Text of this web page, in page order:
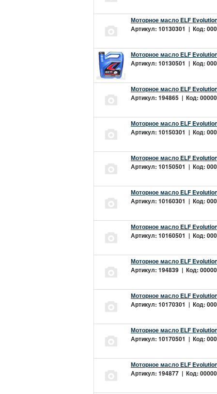
Моторное масло ELF
Артикул: 10130301 | Код:
Моторное масло ELF
Артикул: 10130501 | Код:
Моторное масло ELF
Артикул: 194865 | Код:
Моторное масло ELF
Артикул: 10150301 | Код:
Моторное масло ELF
Артикул: 10150501 | Код:
Моторное масло ELF
Артикул: 10160301 | Код:
Моторное масло ELF
Артикул: 10160501 | Код:
Моторное масло ELF
Артикул: 194839 | Код:
Моторное масло ELF
Артикул: 10170301 | Код:
Моторное масло ELF
Артикул: 10170501 | Код:
Моторное масло ELF
Артикул: 194877 | Код: